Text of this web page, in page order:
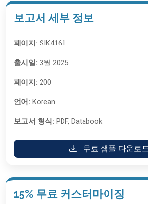
보고서 세부 정보
페이지: SIK4161
출시일: 3월 2025
페이지: 200
언어: Korean
보고서 형식: PDF, Databook
무료 샘플 다운로
15% 무료 커스터마이징